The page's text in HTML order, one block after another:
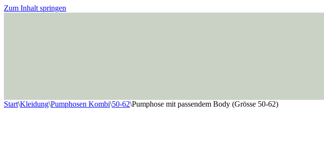
Zum Inhalt springen
Start\Kleidung\Pumphosen Kombi\50-62\Pumphose mit passendem Body (Grösse 50-62)